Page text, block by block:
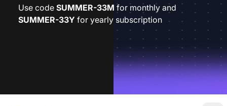
Use code SUMMER-33M for monthly and
SUMMER-33Y for yearly subscription